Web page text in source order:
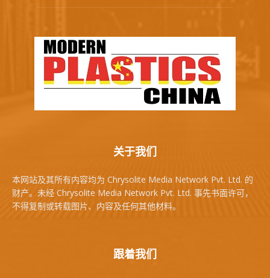
关于我们
本网站及其所有内容均为 Chrysolite Media Network Pvt. Ltd. 的
财产。未经 Chrysolite Media Network Pvt. Ltd. 事先书面许可，
不得复制或转载图片、内容及任何其他材料。
跟着我们